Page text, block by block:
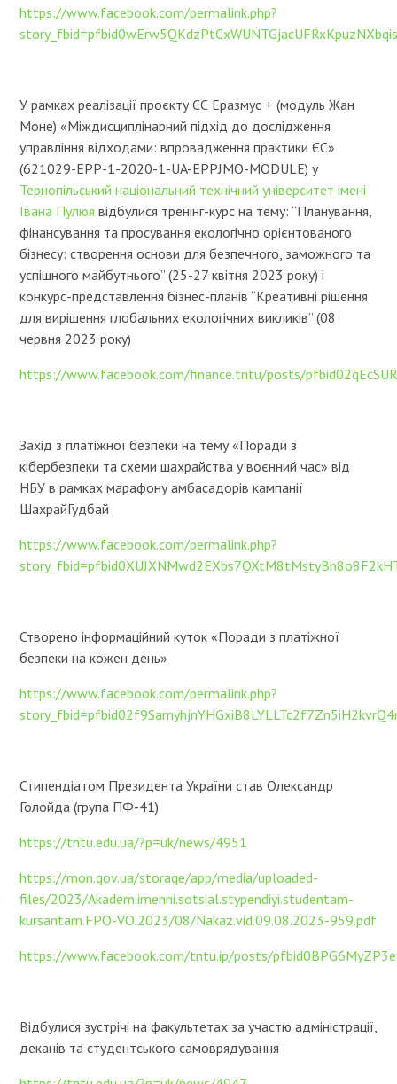
https://www.facebook.com/permalink.php?
У рамках реалізації проєкту ЄС Еразмус + (модуль Жан
Моне) «Міждисциплінарний підхід до дослідження
управління відходами: впровадження практики ЄС»
(621029-EPP-1-2020-1-UA-EPPJMO-MODULE) у
Тернопільський національний технічний університет імені
Івана Пулюя відбулися тренінг-курс на тему: “Планування,
фінансування та просування екологічно орієнтованого
бізнесу: створення основи для безпечного, заможного та
успішного майбутнього” (25-27 квітня 2023 року) і
конкурс-представлення бізнес-планів “Креативні рішення
для вирішення глобальних екологічних викликів” (08
червня 2023 року)
https://www.facebook.com/finance.tntu/posts/
Захід з платіжної безпеки на тему «Поради з
кібербезпеки та схеми шахрайства у воєнний час» від
НБУ в рамках марафону амбасадорів кампанії
ШахрайГудбай
https://www.facebook.com/permalink.php?
Створено інформаційний куток «Поради з платіжної
безпеки на кожен день»
https://www.facebook.com/permalink.php?
Стипендіатом Президента України став Олександр
Голойда (група ПФ-41)
https://tntu.edu.ua/?p=uk/news/4951
https://mon.gov.ua/storage/app/media/uploaded-
files/2023/Akadem.imenni.sotsial.stypendiyi.studentam-
kursantam.FPO-VO.2023/08/Nakaz.vid.09.08.2023-959.pdf
https://www.facebook.com/tntu.ip/posts/
Відбулися зустрічі на факультетах за участю адміністрації,
деканів та студентського самоврядування